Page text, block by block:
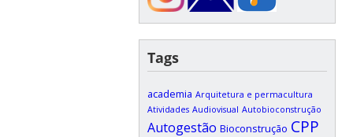
Tags
academia Arquitetura e permacultura
Atividades Audiovisual Autobioconstrução
Autogestão Bioconstrução CPP